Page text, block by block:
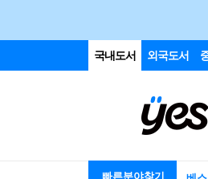
국내도서 외국도서
빠른분야찾기